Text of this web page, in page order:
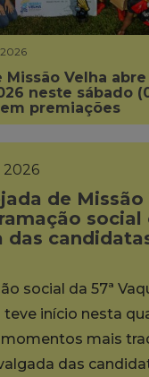
Missão Velha
neste sábado
premiações
de Missão
social
das
social da 57ª
teve início nesta
mais
das